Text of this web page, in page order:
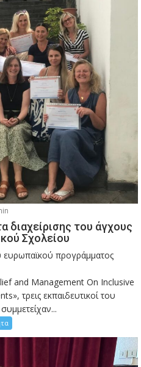
διαχείρισης του άγχους
Σχολείου
ευρωπαϊκού προγράμματος
and Management On Inclusive
τρεις εκπαιδευτικοί του